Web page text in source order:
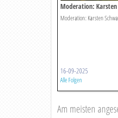
Moderation:
Moderation: Karsten
16-09-2025
Alle Folgen
Am meisten